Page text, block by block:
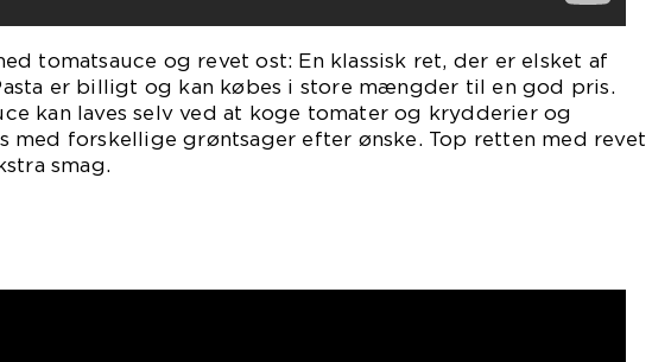
tomatsauce og revet ost: En klassisk ret, der er elsket af
er billigt og kan købes i store mængder til en god pris.
kan laves selv ved at koge tomater og krydderier og
med forskellige grøntsager efter ønske. Top retten med revet
smag.